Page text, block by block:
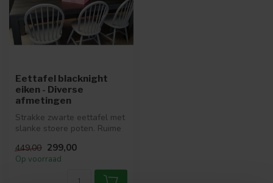
Eettafel blacknight
eiken - Diverse
afmetingen
Strakke zwarte eettafel met
slanke stoere poten. Ruime
449,00 299,00
Op voorraad